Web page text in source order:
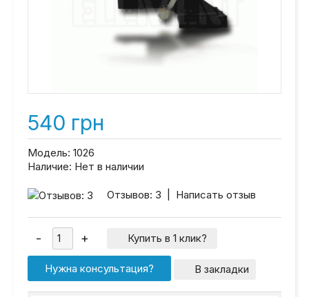
540 грн
Модель: 1026
Наличие: Нет в наличии
Отзывов: 3 Написать отзыв
Купить в 1 клик?
Нужна консультация? В закладки